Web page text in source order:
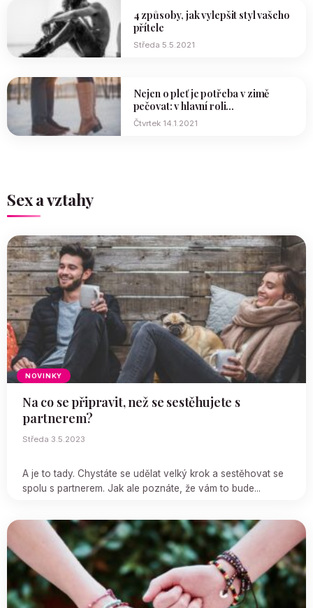
4 způsoby, jak vylepšit styl vašeho
přítele
Středa 5.5.2021
Nejen o pleť je potřeba v zimě
pečovat: v hlavní roli...
Čtvrtek 14.1.2021
Sex a vztahy
NOVINKY
Na co se připravit, než se sestěhujete s
partnerem?
Středa 3.5.2023
A je to tady. Chystáte se udělat velký krok a sestěhovat se
spolu s partnerem. Jak ale poznáte, že vám to bude...